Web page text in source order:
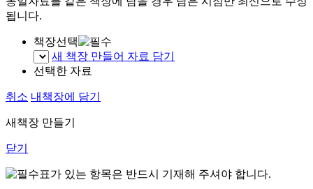
됩니다.
책장선택
새 책장 만들어 자료 담기
선택한 자료
취소 내책장에 담기
새책장 만들기
닫기
표가 있는 항목은 반드시 기재해 주셔야 합니다.